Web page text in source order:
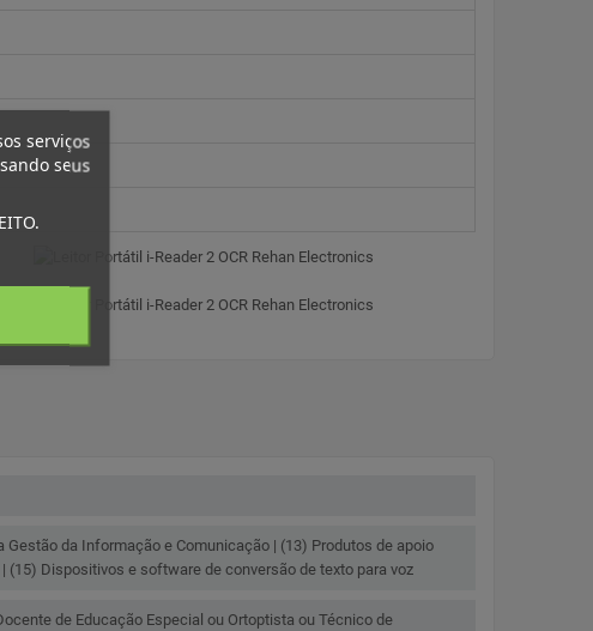
Gestão da Informação e Comunicação | (13) Produtos de apoio
(15) Dispositivos e software de conversão de texto para voz
de Educação Especial ou Ortoptista ou Técnico de
serviços
seus